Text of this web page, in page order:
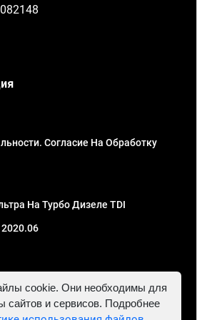
Согласие На Обработку
На Турбо Дизеле TDI
ИНН 781302555843,
cookie. Они необходимы для
сайтов и сервисов. Подробнее